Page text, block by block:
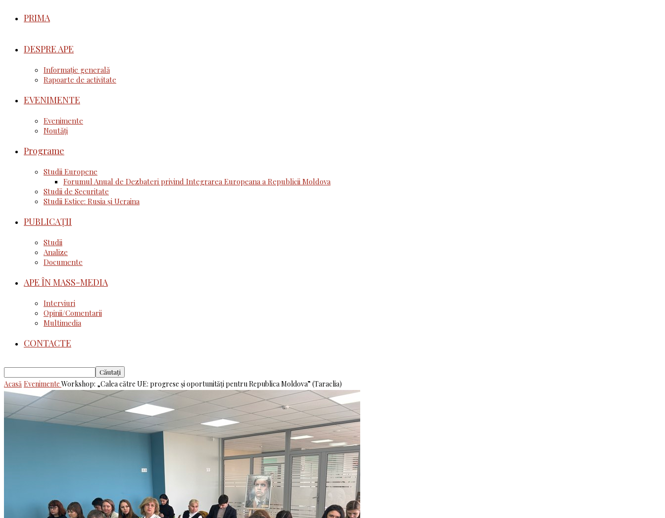
PRIMA
DESPRE APE
Informație generală
Rapoarte de activitate
EVENIMENTE
Evenimente
Noutăţi
Programe
Studii Europene
Forumul Anual de Dezbateri privind Integrarea Europeana a Republicii Moldova
Studii de Securitate
Studii Estice: Rusia și Ucraina
PUBLICAȚII
Studii
Analize
Documente
APE ÎN MASS-MEDIA
Interviuri
Opinii/Comentarii
Multimedia
CONTACTE
Acasă Evenimente Workshop: „Calea către UE: progrese și oportunități pentru Republica Moldova” (Taraclia)